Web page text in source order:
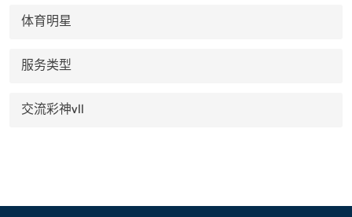
体育明星
服务类型
交流彩神vll